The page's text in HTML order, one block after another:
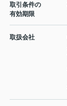
取引条件の
有効期限
取扱会社